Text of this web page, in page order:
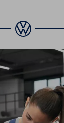
opon